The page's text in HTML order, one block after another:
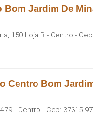
Jardim De
150 Loja B - Centro - Cep:
Centro Bom
- Centro - Cep: 37315-